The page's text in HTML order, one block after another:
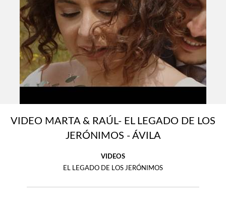
VIDEO MARTA & RAÚL- EL LEGADO DE LOS
JERÓNIMOS - ÁVILA
VIDEOS
EL LEGADO DE LOS JERÓNIMOS